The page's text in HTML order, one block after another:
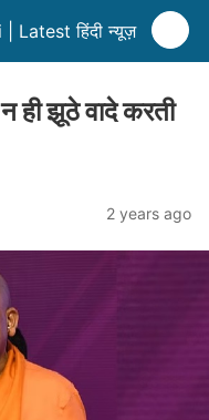
Latest हिंदी न्यूज़
ही झूठे वादे करती
2 years ago